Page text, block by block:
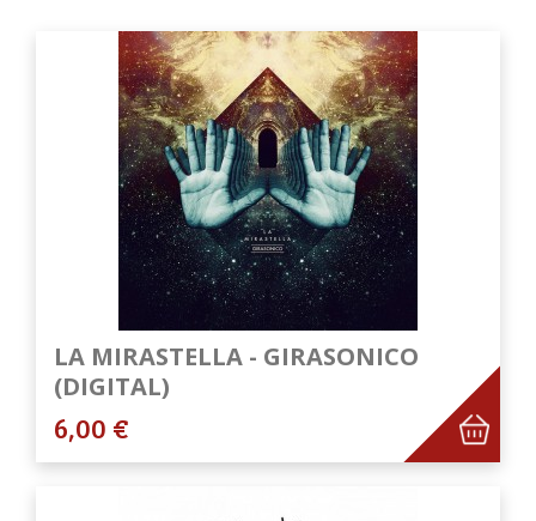
LA MIRASTELLA - GIRASONICO
(DIGITAL)
6,00 €